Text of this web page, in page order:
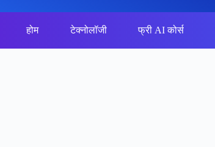
होम टेक्नोलॉजी फ्री AI कोर्स